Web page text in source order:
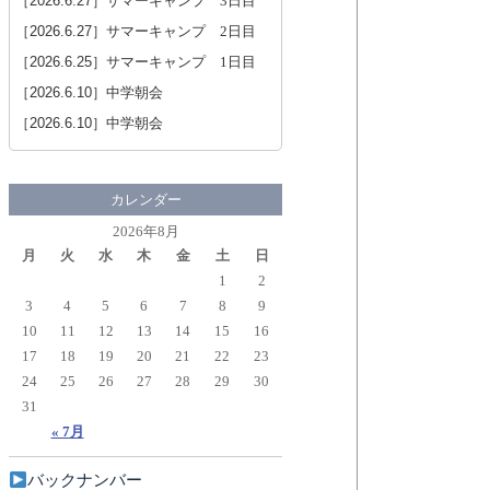
［2026.6.27］ サマーキャンプ 2日目
［2026.6.25］ サマーキャンプ 1日目
［2026.6.10］ 中学朝会
［2026.6.10］ 中学朝会
カレンダー
2026年8月
月
火 水 木 金 土 日
« 7月
1
2
3
4 5 6 7 8
9
10
11 12 13 14 15
16
17
18 19 20 21 22
23
24
25 26 27 28 29
30
31
バックナンバー